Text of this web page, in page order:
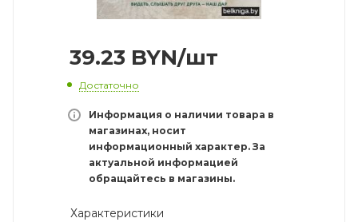
39.23 BYN/шт
Достаточно
Информация о наличии товара в
магазинах, носит
информационный характер. За
актуальной информацией
обращайтесь в магазины.
Характеристики